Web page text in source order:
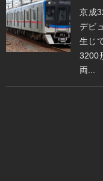
京成
デビ
生じ
3200
両...